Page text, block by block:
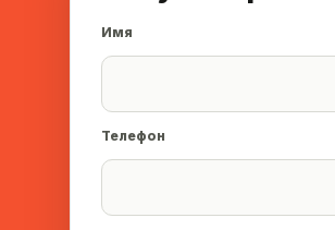
Имя
Телефон